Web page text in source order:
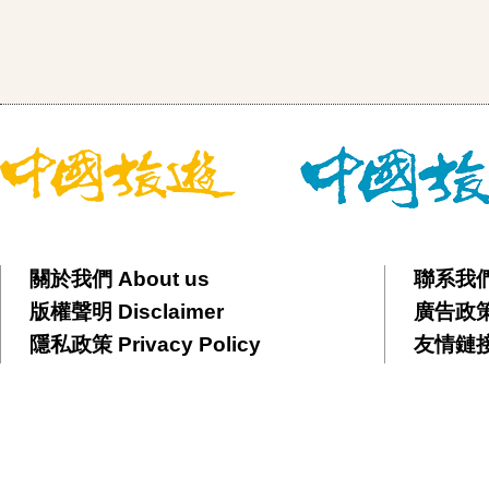
關於我們 About us
版權聲明 Disclaimer
隱私政策 Privacy Policy
聯系我
廣告政
友情鏈